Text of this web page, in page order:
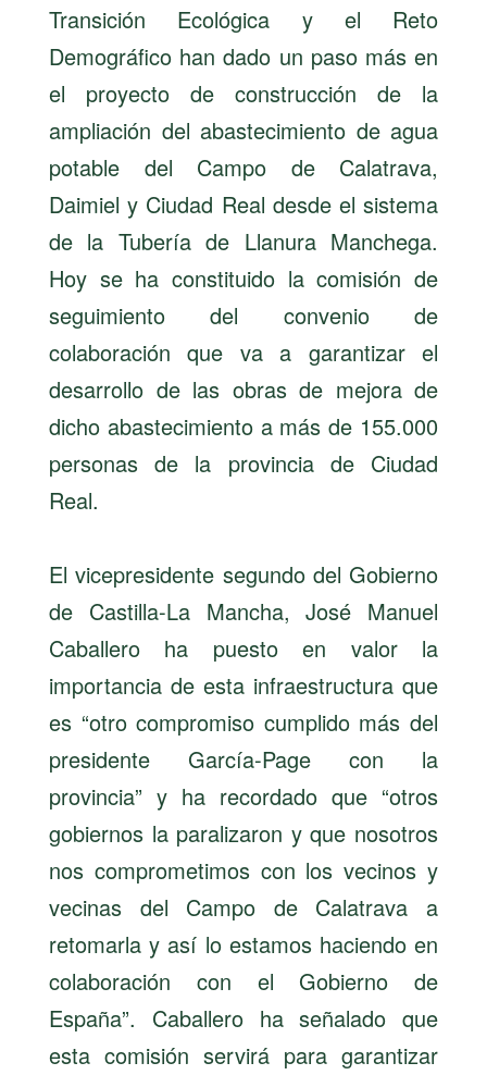
Transición Ecológica y el Reto
Demográfico han dado un paso más en
el proyecto de construcción de la
ampliación del abastecimiento de agua
potable del Campo de Calatrava,
Daimiel y Ciudad Real desde el sistema
de la Tubería de Llanura Manchega.
Hoy se ha constituido la comisión de
seguimiento del convenio de
colaboración que va a garantizar el
desarrollo de las obras de mejora de
dicho abastecimiento a más de 155.000
personas de la provincia de Ciudad
Real.
El vicepresidente segundo del Gobierno
de Castilla-La Mancha, José Manuel
Caballero ha puesto en valor la
importancia de esta infraestructura que
es “otro compromiso cumplido más del
presidente García-Page con la
provincia” y ha recordado que “otros
gobiernos la paralizaron y que nosotros
nos comprometimos con los vecinos y
vecinas del Campo de Calatrava a
retomarla y así lo estamos haciendo en
colaboración con el Gobierno de
España”. Caballero ha señalado que
esta comisión servirá para garantizar